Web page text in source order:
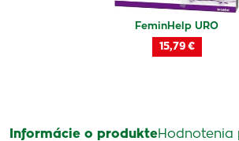
FeminHelp URO
15,79 €
Informácie o produkteHodnotenia